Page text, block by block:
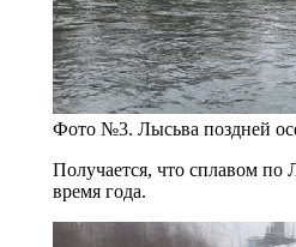
Фото №3. Лысьва поздней
Получается, что сплавом
время года.